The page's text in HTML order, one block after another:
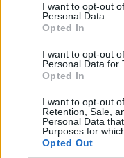
I want to opt-out
Personal Data.
Opted In
I want to opt-out
Personal Data for
Opted In
I want to opt-out
Retention, Sale,
Personal Data
Purposes for
Opted Out